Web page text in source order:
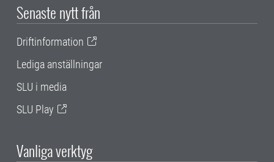
Senaste nytt från
Driftinformation
Lediga anställningar
SLU i media
SLU Play
Vanliga verktyg